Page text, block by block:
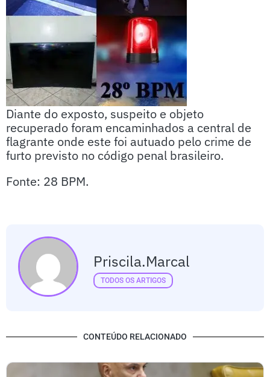
Diante do exposto, suspeito e objeto
recuperado foram encaminhados a central de
flagrante onde este foi autuado pelo crime de
furto previsto no código penal brasileiro.
Fonte: 28 BPM.
Priscila.marcal
TODOS OS ARTIGOS
CONTEÚDO RELACIONADO